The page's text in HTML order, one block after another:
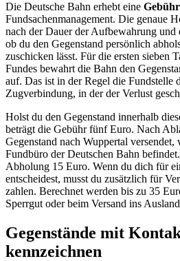
Die Deutsche Bahn erhebt eine Gebühr
Fundsachenmanagement. Die genaue
nach der Dauer der Aufbewahrung und
ob du den Gegenstand persönlich
zuschicken lässt. Für die ersten sieben
Fundes bewahrt die Bahn den
auf. Das ist in der Regel die Fundstelle
Zugverbindung, in der der Verlust
Holst du den Gegenstand innerhalb
beträgt die Gebühr fünf Euro. Nach
Gegenstand nach Wuppertal versendet,
Fundbüro der Deutschen Bahn
Abholung 15 Euro. Wenn du dich für
entscheidest, musst du zusätzlich für
zahlen. Berechnet werden bis zu 35
Sperrgut oder beim Versand ins
Gegenstände mit
kennzeichnen